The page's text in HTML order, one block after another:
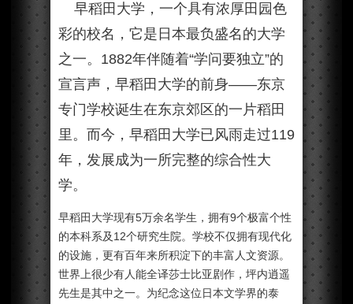
早稻田大学，一个具有浓厚田园色
彩的校名，它是日本最负盛名的大学
之一。1882年伴随着“学问要独立”的
宣言声，早稻田大学的前身——东京
专门学校诞生在东京郊区的一片稻田
里。而今，早稻田大学已风雨走过119
年，发展成为一所完整的综合性大
学。
早稻田大学现有5万余名学生，拥有9个极富个性
的本科系及12个研究生院。学校不仅拥有现代化
的设施，更有百年来所积淀下的丰富人文资源。
世界上很少有人能全译莎士比亚剧作，坪内逍遥
先生是其中之一。为纪念这位日本文学界的泰